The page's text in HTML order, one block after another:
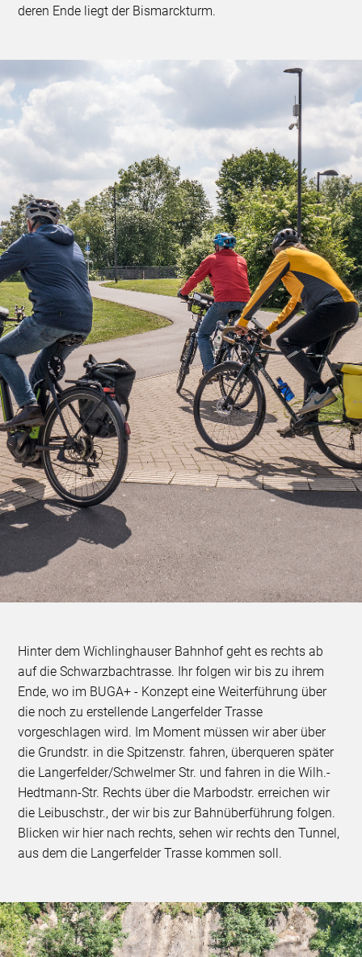
deren Ende liegt der Bismarckturm.
Hinter dem Wichlinghauser Bahnhof geht es rechts ab
auf die Schwarzbachtrasse. Ihr folgen wir bis zu ihrem
Ende, wo im BUGA+ - Konzept eine Weiterführung über
die noch zu erstellende Langerfelder Trasse
vorgeschlagen wird. Im Moment müssen wir aber über
die Grundstr. in die Spitzenstr. fahren, überqueren später
die Langerfelder/Schwelmer Str. und fahren in die Wilh.-
Hedtmann-Str. Rechts über die Marbodstr. erreichen wir
die Leibuschstr., der wir bis zur Bahnüberführung folgen.
Blicken wir hier nach rechts, sehen wir rechts den Tunnel,
aus dem die Langerfelder Trasse kommen soll.